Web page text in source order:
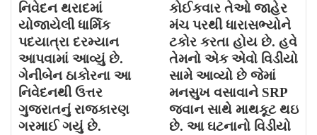
નિવેદન થરાદમાં
યોજાયેલી ધાર્મિક
પદયાત્રા દરમ્યાન
આપવામાં આવ્યું છે.
ગેનીબેન ઠાકોરના આ
નિવેદનથી ઉત્તર
ગુજરાતનું રાજકારણ
ગરમાઈ ગયું છે.
કોઈકવાર તેઓ જાહેર
મંચ પરથી ધારાસભ્યોને
ટકોર કરતા હોય છે. હવે
તેમનો એક એવો વિડીયો
સામે આવ્યો છે જેમાં
મનસુખ વસાવાને SRP
જવાન સાથે માથકૂટ થઇ
છે. આ ઘટનાનો વિડીયો